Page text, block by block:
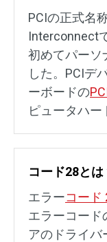
PCIの正式名
Interconnect
初めてパーソ
した。PCIデ
ーボードの
ピュータハー
コード28とは
エラーコード
エラーコード
アのドライバ